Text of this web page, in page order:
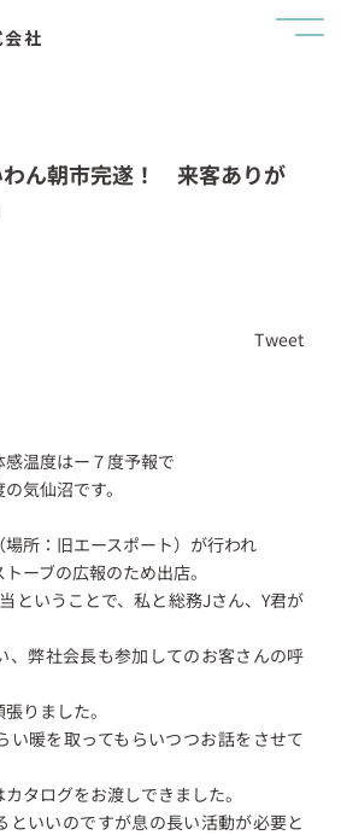
社
ん朝市完遂！ 来客ありが
Tweet
温度はー７度予報で
気仙沼です。
所：旧エースポート）が行われ
ーブの広報のため出店。
ということで、私と総務Jさん、Y君が
、弊社会長も参加してのお客さんの呼
りました。
い暖を取ってもらいつつお話をさせて
タログをお渡しできました。
といいのですが息の長い活動が必要と